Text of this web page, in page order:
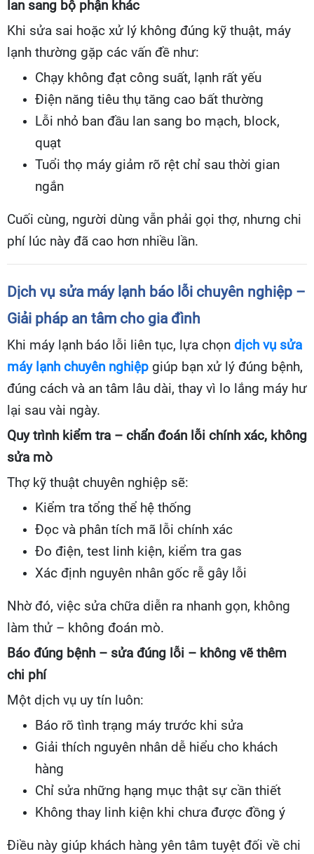
lan sang bộ phận khác
Khi sửa sai hoặc xử lý không đúng kỹ thuật, máy
lạnh thường gặp các vấn đề như:
Chạy không đạt công suất, lạnh rất yếu
Điện năng tiêu thụ tăng cao bất thường
Lỗi nhỏ ban đầu lan sang bo mạch, block,
quạt
Tuổi thọ máy giảm rõ rệt chỉ sau thời gian
ngắn
Cuối cùng, người dùng vẫn phải gọi thợ, nhưng chi
phí lúc này đã cao hơn nhiều lần.
Dịch vụ sửa máy lạnh báo lỗi chuyên nghiệp –
Giải pháp an tâm cho gia đình
Khi máy lạnh báo lỗi liên tục, lựa chọn dịch vụ sửa
máy lạnh chuyên nghiệp giúp bạn xử lý đúng bệnh,
đúng cách và an tâm lâu dài, thay vì lo lắng máy hư
lại sau vài ngày.
Quy trình kiểm tra – chẩn đoán lỗi chính xác, không
sửa mò
Thợ kỹ thuật chuyên nghiệp sẽ:
Kiểm tra tổng thể hệ thống
Đọc và phân tích mã lỗi chính xác
Đo điện, test linh kiện, kiểm tra gas
Xác định nguyên nhân gốc rễ gây lỗi
Nhờ đó, việc sửa chữa diễn ra nhanh gọn, không
làm thử – không đoán mò.
Báo đúng bệnh – sửa đúng lỗi – không vẽ thêm
chi phí
Một dịch vụ uy tín luôn:
Báo rõ tình trạng máy trước khi sửa
Giải thích nguyên nhân dễ hiểu cho khách
hàng
Chỉ sửa những hạng mục thật sự cần thiết
Không thay linh kiện khi chưa được đồng ý
Điều này giúp khách hàng yên tâm tuyệt đối về chi